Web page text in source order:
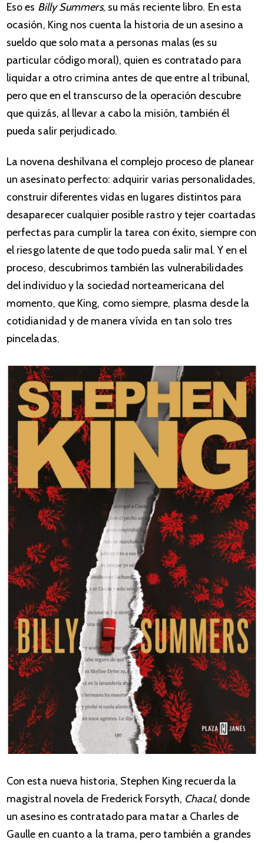
Eso es Billy Summers, su más reciente libro. En esta
ocasión, King nos cuenta la historia de un asesino a
sueldo que solo mata a personas malas (es su
particular código moral), quien es contratado para
liquidar a otro crimina antes de que entre al tribunal,
pero que en el transcurso de la operación descubre
que quizás, al llevar a cabo la misión, también él
pueda salir perjudicado.
La novena deshilvana el complejo proceso de planear
un asesinato perfecto: adquirir varias personalidades,
construir diferentes vidas en lugares distintos para
desaparecer cualquier posible rastro y tejer coartadas
perfectas para cumplir la tarea con éxito, siempre con
el riesgo latente de que todo pueda salir mal. Y en el
proceso, descubrimos también las vulnerabilidades
del individuo y la sociedad norteamericana del
momento, que King, como siempre, plasma desde la
cotidianidad y de manera vívida en tan solo tres
pinceladas.
Con esta nueva historia, Stephen King recuerda la
magistral novela de Frederick Forsyth, Chacal, donde
un asesino es contratado para matar a Charles de
Gaulle en cuanto a la trama, pero también a grandes